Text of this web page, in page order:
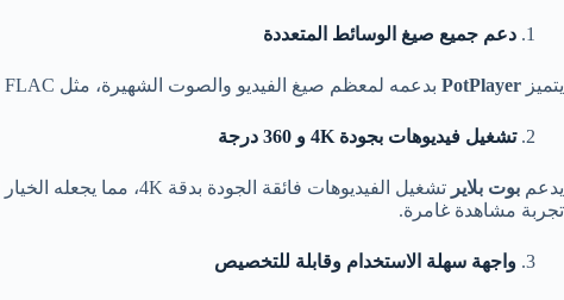
دعم جميع صيغ الوسائط المتعددة
يتميز PotPlayer بدعمه لمعظم صيغ الفيديو والصوت الشهيرة، مثل AVI، MP4، MKV، MP3، FLAC، وغيرها الكثير. بفضل هذا الدعم الواسع، يمكنك تشغيل أي ملف وسائط دون الحاجة إلى تحويله إلى صيغة أخرى.
تشغيل فيديوهات بجودة 4K و 360 درجة
يدعم بوت بلاير
تجربة مشاهدة غامرة.
واجهة سهلة الاستخدام وقابلة للتخصيص